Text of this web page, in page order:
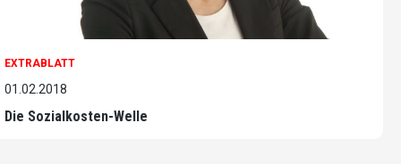
EXTRABLATT
01.02.2018
Die Sozialkosten-Welle